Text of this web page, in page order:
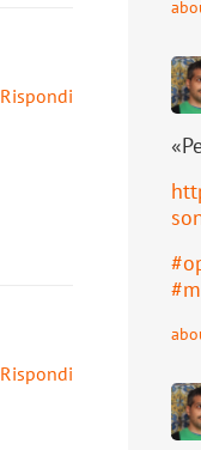
Rispondi
Rispondi
#
#